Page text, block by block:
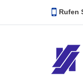
Rufen